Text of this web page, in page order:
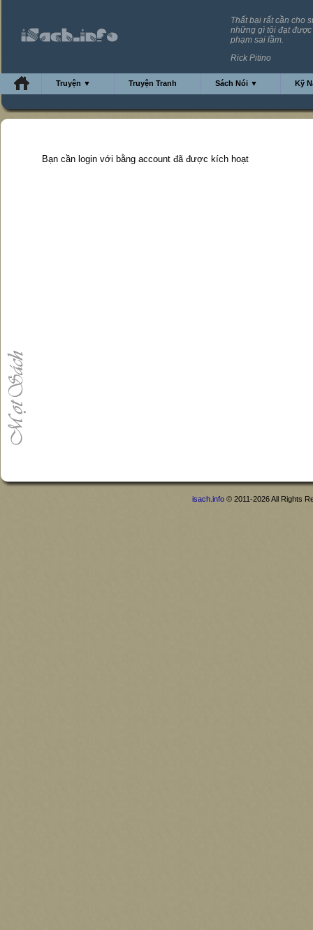
Thất bại rất cần cho
những gì tôi đạt
phạm sai lầm.
Rick Pitino
Truyện ▼ Truyện Tranh Sách Nói ▼ Kỹ
Bạn cần login với bằng account đã được kích hoạt
isach.info © 2011-2026 All Rights